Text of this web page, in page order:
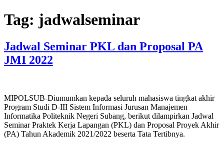
Tag: jadwalseminar
Jadwal Seminar PKL dan Proposal PA
JMI 2022
MIPOLSUB-Diumumkan kepada seluruh mahasiswa tingkat akhir
Program Studi D-III Sistem Informasi Jurusan Manajemen
Informatika Politeknik Negeri Subang, berikut dilampirkan Jadwal
Seminar Praktek Kerja Lapangan (PKL) dan Proposal Proyek Akhir
(PA) Tahun Akademik 2021/2022 beserta Tata Tertibnya.